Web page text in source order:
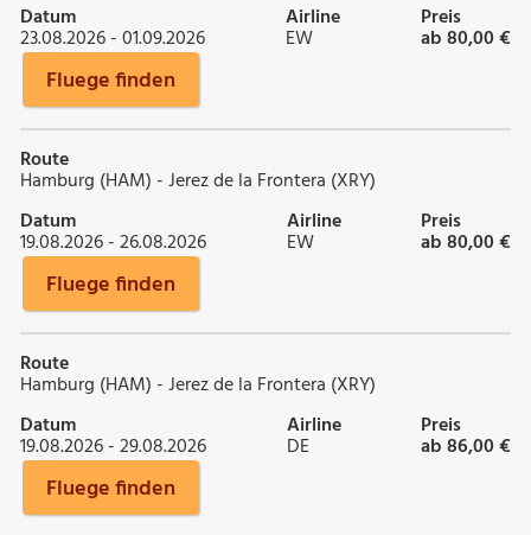
Datum
23.08.2026 - 01.09.2026
Airline
EW
Preis
ab 80,00 €
Fluege finden
Route
Hamburg (HAM) - Jerez de la Frontera (XRY)
Datum
19.08.2026 - 26.08.2026
Airline
EW
Preis
ab 80,00 €
Fluege finden
Route
Hamburg (HAM) - Jerez de la Frontera (XRY)
Datum
19.08.2026 - 29.08.2026
Airline
DE
Preis
ab 86,00 €
Fluege finden